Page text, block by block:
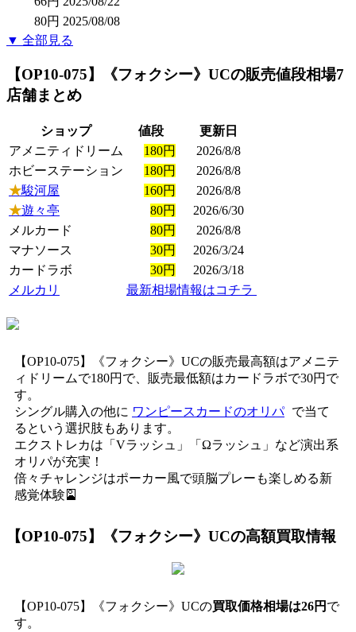
80円 2025/08/08
▼ 全部見る
【OP10-075】《フォクシー》UCの販売値段相場7
店舗まとめ
ショップ 値段
更新日
アメニティドリーム
180円
2026/8/8
ホビーステーション
180円
2026/8/8
★駿河屋 160円
2026/8/8
★遊々亭 80円
2026/6/30
メルカード
80円
2026/8/8
マナソース
30円
2026/3/24
カードラボ
30円
2026/3/18
メルカリ
最新相場情報はコチラ
【OP10-075】《フォクシー》UCの販売最高額はアメニテ
ィドリームで180円で、販売最低額はカードラボで30円で
す。
シングル購入の他に ワンピースカードのオリパ で当て
るという選択肢もあります。
エクストレカは「Vラッシュ」「Ωラッシュ」など演出系
オリパが充実！
倍々チャレンジはポーカー風で頭脳プレーも楽しめる新
感覚体験🎴
【OP10-075】《フォクシー》UCの高額買取情報
【OP10-075】《フォクシー》UCの買取価格相場は26円 で
す。